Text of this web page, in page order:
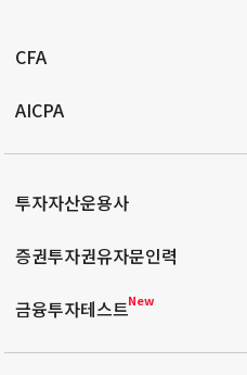
CFA
AICPA
투자자산운용사
증권투자권유자문인력
금융투자테스트New